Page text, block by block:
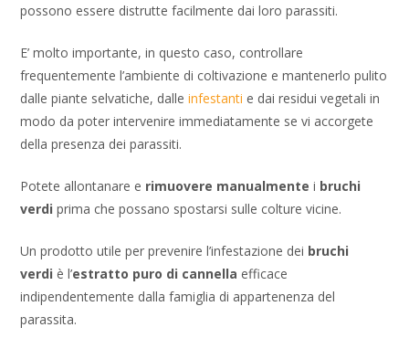
possono essere distrutte facilmente dai loro parassiti.
E’ molto importante, in questo caso, controllare
frequentemente l’ambiente di coltivazione e mantenerlo pulito
dalle piante selvatiche, dalleinfestanti e dai residui vegetali in
modo da poter intervenire immediatamente se vi accorgete
della presenza dei parassiti.
Potete allontanare e rimuovere manualmentei bruchi
verdi prima che possano spostarsi sulle colture vicine.
Un prodotto utile per prevenire l’infestazione dei bruchi
verdi è l’estratto puro di cannella efficace
indipendentemente dalla famiglia di appartenenza del
parassita.